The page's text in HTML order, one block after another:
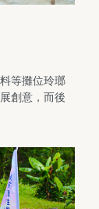
等攤位玲瑯
創意，而後